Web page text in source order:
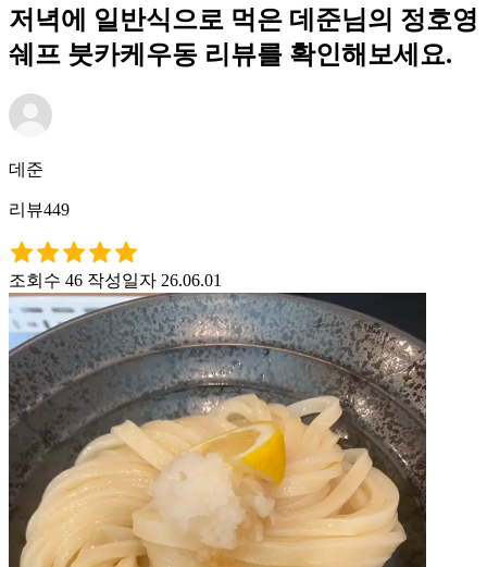
저녁에 일반식으로 먹은 데준님의 정호영
쉐프 붓카케우동 리뷰를 확인해보세요.
데준
리뷰449
조회수 46 작성일자 26.06.01